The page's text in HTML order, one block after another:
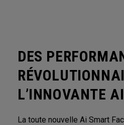
DES
L’INNOVANTE
La toute nouvelle Ai Smart